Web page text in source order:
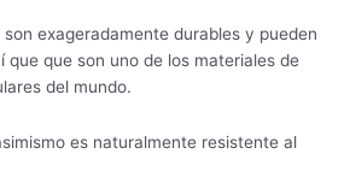
exageradamente durables y pueden
que que son uno de los materiales de
del mundo.
es naturalmente resistente al